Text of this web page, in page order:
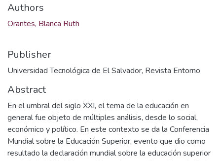
Authors
Orantes, Blanca Ruth
Publisher
Universidad Tecnológica de El Salvador, Revista Entorno
Abstract
En el umbral del siglo XXI, el tema de la educación en
general fue objeto de múltiples análisis, desde lo social,
económico y político. En este contexto se da la Conferencia
Mundial sobre la Educación Superior, evento que dio como
resultado la declaración mundial sobre la educación superior